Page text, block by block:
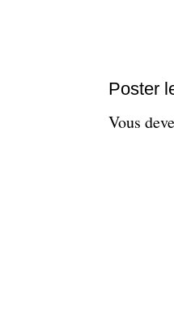
Poster
Vous